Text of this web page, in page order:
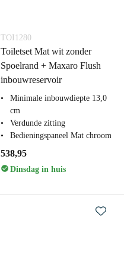
TOI1280
Toiletset Mat wit zonder
Spoelrand + Maxaro Flush
inbouwreservoir
Minimale inbouwdiepte 13,0
cm
Verdunde zitting
Bedieningspaneel Mat chroom
538,95
Dinsdag in huis